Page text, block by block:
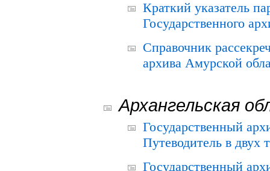
Краткий указатель
Государственного
Справочник
архива Амурской
Архангельская
Государственный
Путеводитель в двух
Государственный